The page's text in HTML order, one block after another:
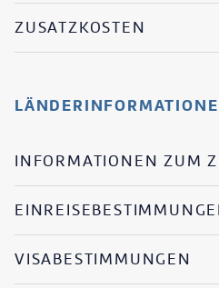
ZUSATZKOSTEN
INFORMATIONEN ZUM
VISABESTIMMUNGEN